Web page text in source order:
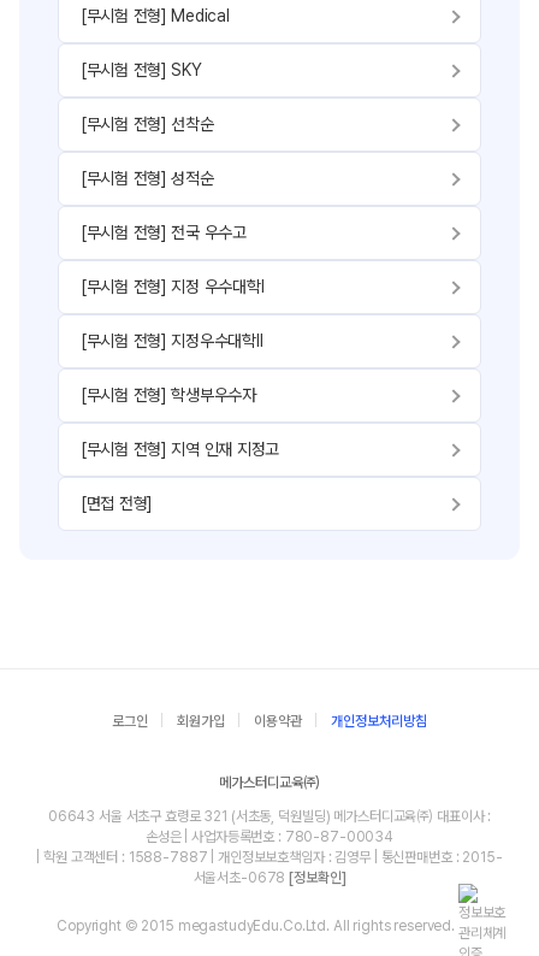
[무시험 전형] Medical
[무시험 전형] SKY
[무시험 전형] 선착순
[무시험 전형] 성적순
[무시험 전형] 전국 우수고
[무시험 전형] 지정 우수대학Ⅰ
[무시험 전형] 지정우수대학Ⅱ
[무시험 전형] 학생부우수자
[무시험 전형] 지역 인재 지정고
[면접 전형]
로그인 회원가입 이용약관 개인정보처리방침
메가스터디교육㈜
06643 서울 서초구 효령로 321 (서초동, 덕원빌딩) 메가스터디교육㈜ 대표이사 :
손성은 | 사업자등록번호 : 780-87-00034
| 학원 고객센터 : 1588-7887 | 개인정보보호책임자 : 김영무 | 통신판매번호 : 2015-
서울서초-0678 [정보확인]
Copyright © 2015 megastudyEdu.Co.Ltd. All rights reserved.